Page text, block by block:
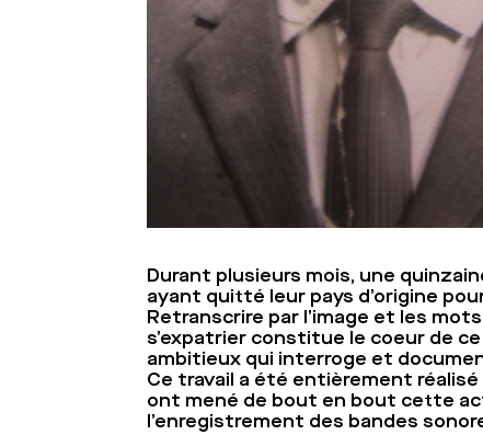
Durant plusieurs mois, une
ayant quitté leur pays d’origine
Retranscrire par l’image et les
s’expatrier constitue le coeur de
ambitieux qui interroge et
Ce travail a été entièrement
ont mené de bout en bout cette
l’enregistrement des bandes